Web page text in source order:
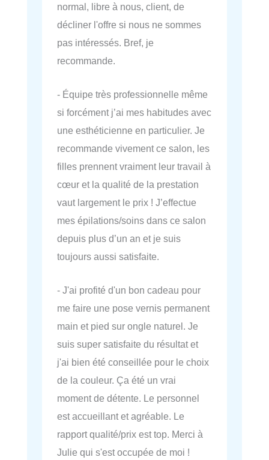
normal, libre à nous, client, de
décliner l'offre si nous ne sommes
pas intéressés. Bref, je
recommande.
- Équipe très professionnelle même
si forcément j’ai mes habitudes avec
une esthéticienne en particulier. Je
recommande vivement ce salon, les
filles prennent vraiment leur travail à
cœur et la qualité de la prestation
vaut largement le prix ! J’effectue
mes épilations/soins dans ce salon
depuis plus d’un an et je suis
toujours aussi satisfaite.
- J'ai profité d'un bon cadeau pour
me faire une pose vernis permanent
main et pied sur ongle naturel. Je
suis super satisfaite du résultat et
j'ai bien été conseillée pour le choix
de la couleur. Ça été un vrai
moment de détente. Le personnel
est accueillant et agréable. Le
rapport qualité/prix est top. Merci à
Julie qui s'est occupée de moi !